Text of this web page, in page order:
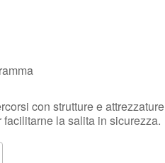
con strutture e attrezzature
la salita in sicurezza.